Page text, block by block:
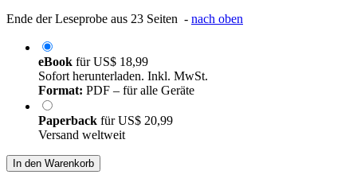
Ende der Leseprobe aus 23 Seiten - nach oben
eBook fürUS$ 18,99
Sofort herunterladen. Inkl. MwSt.
Format: PDF – für alle Geräte
Paperback fürUS$ 20,99
Versand weltweit
In den Warenkorb